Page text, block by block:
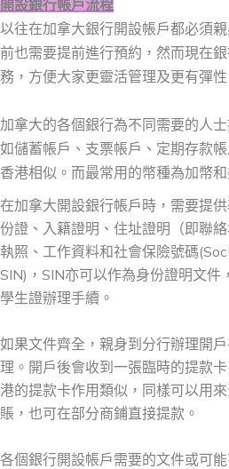
開設銀行帳戶流程
以往在加拿大銀行開設帳戶都必須
前也需要提前進行預約，然而現在
務，方便大家更靈活管理及更有彈性
加拿大的各個銀行為不同需要的人
如儲蓄帳戶、支票帳戶、定期存款
香港相似。而最常用的幣種為加幣和
在加拿大開設銀行帳戶時，需要提
份證、入籍證明、住址證明（即聯
執照、工作資料和社會保險號碼
SIN)，SIN亦可以作為身份證明文件
學生證辦理手續。
如果文件齊全，親身到分行辦理開
理。開戶後會收到一張臨時的提款
港的提款卡作用類似，同樣可以用
賬，也可在部分商鋪直接提款。
各個銀行開設帳戶需要的文件或可